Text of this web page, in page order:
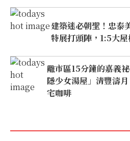
建築迷必朝聖！忠泰
特展打頭陣，1:5大
離市區15分鐘的嘉義
隱少女湯屋」清豐濤
宅咖啡